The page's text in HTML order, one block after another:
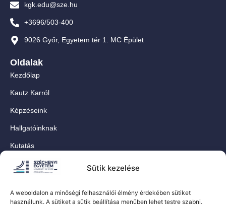
Sütik kezelése
A weboldalon a minőségi felhasználói élmény érdekében sütiket
használunk. A sütiket a sütik beállítása menüben lehet testre szabni.
kgk.edu@sze.hu
+3696/503-400
9026 Győr, Egyetem tér 1. MC Épület
Oldalak
Kezdőlap
Kautz Karról
Képzéseink
Hallgatóinknak
Kutatás
Munkatársainknak
For Our International Students